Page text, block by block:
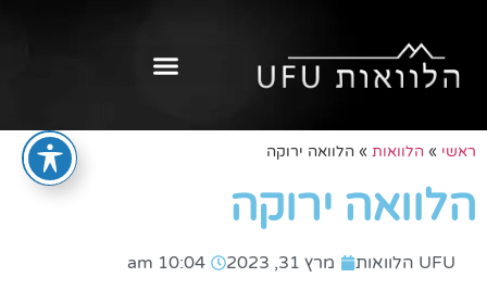
ראשי » הלוואות » הלוואה ירוקה
הלוואה ירוקה
UFU הלוואות מרץ 31, 2023 10:04 am